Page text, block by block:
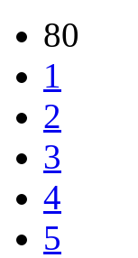
80
1
2
3
4
5